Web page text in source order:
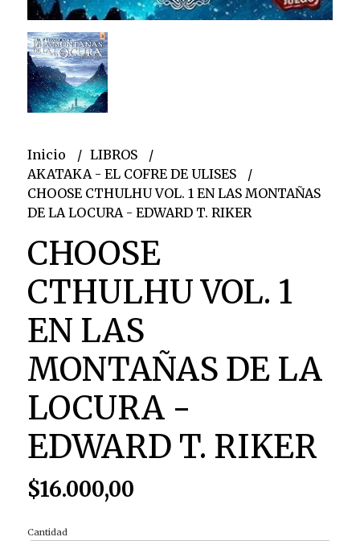
Inicio
LIBROS
AKATAKA - EL COFRE DE ULISES
CHOOSE CTHULHU VOL. 1 EN LAS MONTAÑAS
DE LA LOCURA - EDWARD T. RIKER
CHOOSE
CTHULHU VOL. 1
EN LAS
MONTAÑAS DE LA
LOCURA -
EDWARD T. RIKER
$16.000,00
Cantidad